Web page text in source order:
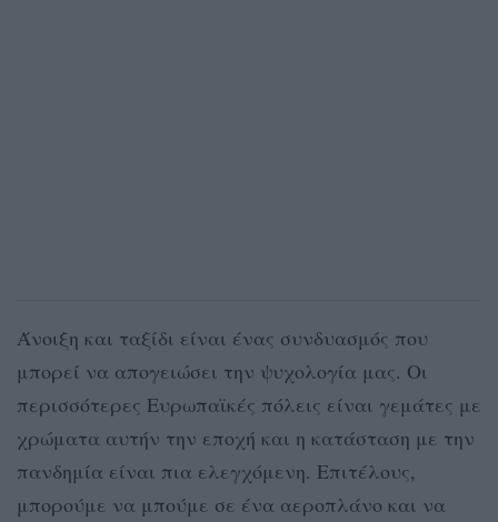
Άνοιξη και ταξίδι είναι ένας συνδυασμός που
μπορεί να απογειώσει την ψυχολογία μας. Οι
περισσότερες Ευρωπαϊκές πόλεις είναι γεμάτες με
χρώματα αυτήν την εποχή και η κατάσταση με την
πανδημία είναι πια ελεγχόμενη. Επιτέλους,
μπορούμε να μπούμε σε ένα αεροπλάνο και να